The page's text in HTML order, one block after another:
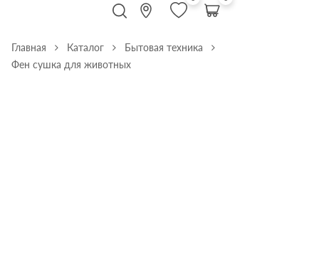
Главная Каталог
Бытовая техника
Фен сушка для животных